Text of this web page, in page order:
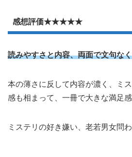
感想評価★★★★★
読みやすさと内容、両面で文句な
本の薄さに反して内容が濃く、ミ
感も相まって、一冊で大きな満足感
ミステリの好き嫌い、老若男女問